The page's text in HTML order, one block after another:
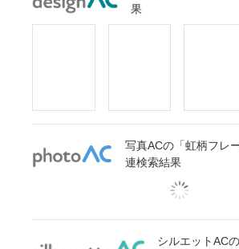
果
写真ACの「虹柄フレ
連検索結果
シルエットAC